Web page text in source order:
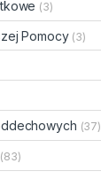
(3)
Pomocy (3)
(37)
(83)